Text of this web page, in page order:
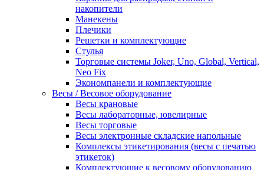
накопители
Манекены
Плечики
Решетки и комплектующие
Стулья
Торговые системы Joker, Uno, Global, Vertical,
Neo Fix
Экономпанели и комплектующие
Весы / Весовое оборудование
Весы крановые
Весы лабораторные, ювелирные
Весы торговые
Весы электронные складские напольные
Комплексы этикетирования (весы с печатью
этикеток)
Комплектующие к весовому оборудованию